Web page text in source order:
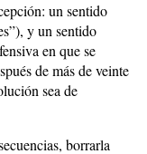
un sentido
y un sentido
en que se
de más de veinte
sea de
borrarla